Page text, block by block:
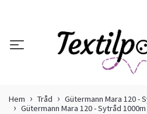
Hem Tråd
Gütermann Mara 120 -
Gütermann Mara 120 - Sytråd